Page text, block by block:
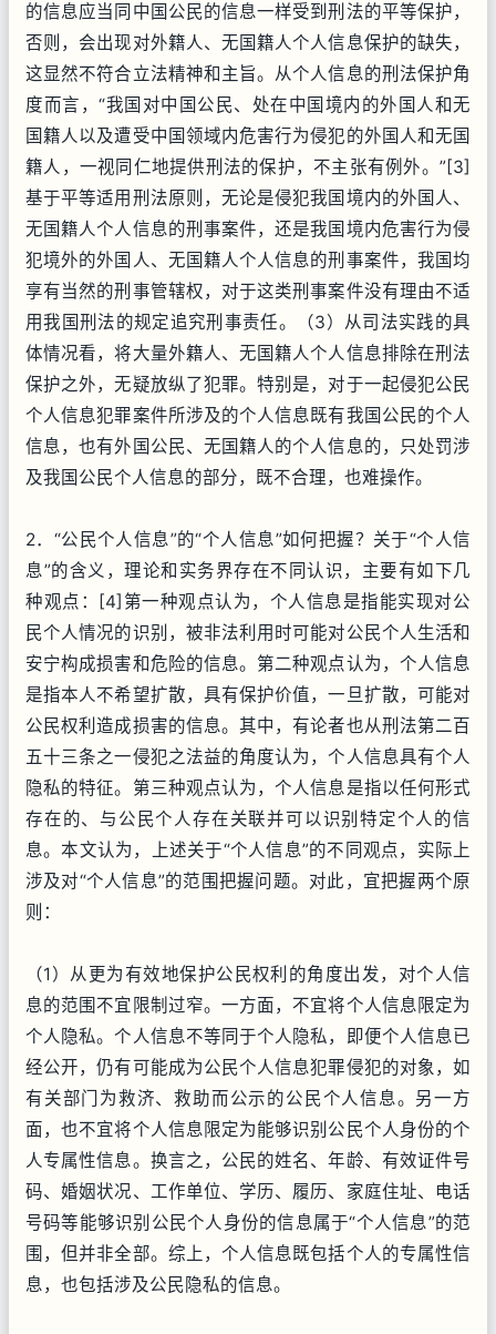
的信息应当同中国公民的信息一样受到刑法的平等保护，
否则，会出现对外籍人、无国籍人个人信息保护的缺失，
这显然不符合立法精神和主旨。从个人信息的刑法保护角
度而言，“我国对中国公民、处在中国境内的外国人和无
国籍人以及遭受中国领域内危害行为侵犯的外国人和无国
籍人，一视同仁地提供刑法的保护，不主张有例外。”[3]
基于平等适用刑法原则，无论是侵犯我国境内的外国人、
无国籍人个人信息的刑事案件，还是我国境内危害行为侵
犯境外的外国人、无国籍人个人信息的刑事案件，我国均
享有当然的刑事管辖权，对于这类刑事案件没有理由不适
用我国刑法的规定追究刑事责任。（3）从司法实践的具
体情况看，将大量外籍人、无国籍人个人信息排除在刑法
保护之外，无疑放纵了犯罪。特别是，对于一起侵犯公民
个人信息犯罪案件所涉及的个人信息既有我国公民的个人
信息，也有外国公民、无国籍人的个人信息的，只处罚涉
及我国公民个人信息的部分，既不合理，也难操作。
2．“公民个人信息”的“个人信息”如何把握？关于“个人信
息”的含义，理论和实务界存在不同认识，主要有如下几
种观点：[4]第一种观点认为，个人信息是指能实现对公
民个人情况的识别，被非法利用时可能对公民个人生活和
安宁构成损害和危险的信息。第二种观点认为，个人信息
是指本人不希望扩散，具有保护价值，一旦扩散，可能对
公民权利造成损害的信息。其中，有论者也从刑法第二百
五十三条之一侵犯之法益的角度认为，个人信息具有个人
隐私的特征。第三种观点认为，个人信息是指以任何形式
存在的、与公民个人存在关联并可以识别特定个人的信
息。本文认为，上述关于“个人信息”的不同观点，实际上
涉及对“个人信息”的范围把握问题。对此，宜把握两个原
则：
（1）从更为有效地保护公民权利的角度出发，对个人信
息的范围不宜限制过窄。一方面，不宜将个人信息限定为
个人隐私。个人信息不等同于个人隐私，即便个人信息已
经公开，仍有可能成为公民个人信息犯罪侵犯的对象，如
有关部门为救济、救助而公示的公民个人信息。另一方
面，也不宜将个人信息限定为能够识别公民个人身份的个
人专属性信息。换言之，公民的姓名、年龄、有效证件号
码、婚姻状况、工作单位、学历、履历、家庭住址、电话
号码等能够识别公民个人身份的信息属于“个人信息”的范
围，但并非全部。综上，个人信息既包括个人的专属性信
息，也包括涉及公民隐私的信息。